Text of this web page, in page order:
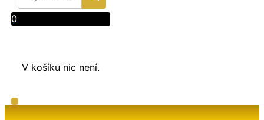
0
V košíku nic není.